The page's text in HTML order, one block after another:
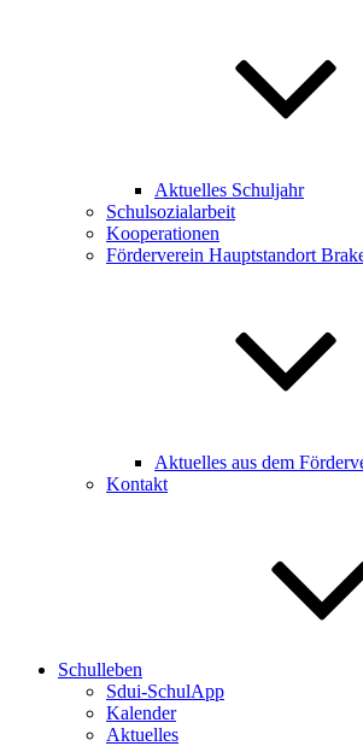
Aktuelles Schuljahr
Schulsozialarbeit
Kooperationen
Förderverein Hauptstandort
Aktuelles aus dem
Kontakt
Schulleben
Sdui-SchulApp
Kalender
Aktuelles